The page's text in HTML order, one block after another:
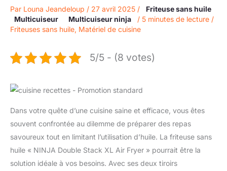
Par Louna Jeandeloup / 27 avril 2025 /
Friteuse sans huile
Multicuiseur
Multicuiseur ninja / 5 minutes de lecture /
Friteuses sans huile, Matériel de cuisine
5/5 - (8 votes)
Dans votre quête d’une cuisine saine et efficace, vous êtes
souvent confrontée au dilemme de préparer des repas
savoureux tout en limitant l’utilisation d’huile. La friteuse sans
huile « NINJA Double Stack XL Air Fryer » pourrait être la
solution idéale à vos besoins. Avec ses deux tiroirs